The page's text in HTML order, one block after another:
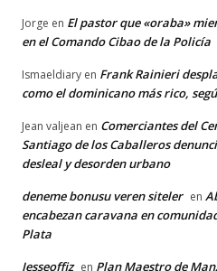
Jorge en El pastor que «oraba»
en el Comando Cibao de la Policía
Ismaeldiary en Frank Rainieri
como el dominicano más rico,
Jean valjean en Comerciantes del
Santiago de los Caballeros
desleal y desorden urbano
deneme bonusu veren siteler en
encabezan caravana en
Plata
Jesseoffiz en Plan Maestro de